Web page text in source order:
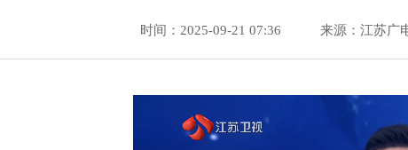
时间：2025-09-21 07:36 来源：江苏广